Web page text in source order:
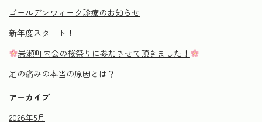
ゴールデンウィーク診療のお知らせ
新年度スタート！
岩瀬町内会の桜祭りに参加させて頂きました！
足の痛みの本当の原因とは？
アーカイブ
2026年5月